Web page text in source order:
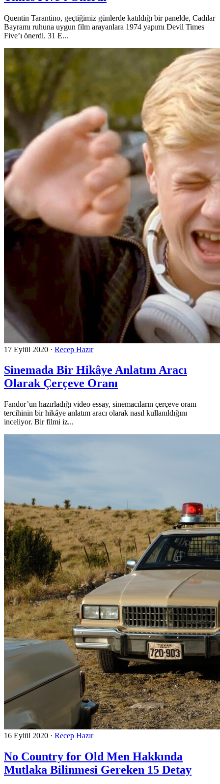
Quentin Tarantino, geçtiğimiz günlerde katıldığı bir panelde, Cadılar
Bayramı ruhuna uygun film arayanlara 1974 yapımı Devil Times
Five’ı önerdi. 31 E...
17 Eylül 2020 · Recep Hazır
Sinemada Bir Hikâye Anlatım Aracı
Olarak Çerçeve Oranı
Fandor’un hazırladığı video essay, sinemacıların çerçeve oranı
tercihinin bir hikâye anlatım aracı olarak nasıl kullanıldığını
inceliyor. Bir filmi iz...
16 Eylül 2020 · Recep Hazır
No Country for Old Men Hakkında
Mutlaka Bilinmesi Gereken 15 Detay